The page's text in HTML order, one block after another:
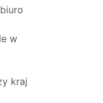
w
kraj